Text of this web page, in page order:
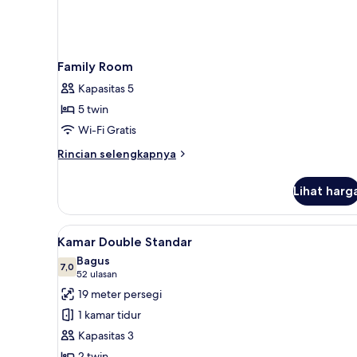
Family Room
Kapasitas 5
5 twin
Wi-Fi Gratis
Rincian selengkapnya
Rincian
Family
Room
Lihat
Lihat
semua
foto
untuk
Kamar
Double
Standar
Seprai antialergi, brankas,
6
Kamar Double Standar
7,07,0 dari 10
Bagus
52 ulasan
(52
ulasan)
19 meter persegi
1 kamar tidur
Kapasitas 3